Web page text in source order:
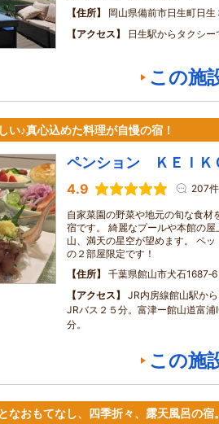
住所
岡山県備前市日生町日
アクセス
日生駅からタクシ
この施
い♪真心込めた料理が自慢の宿！
ペンション ＫＥＩＫ
4.9 207件
自家菜園の野菜や地元の旬な食材
宿です。 綺麗なプールや本館の
山、満天の星空が望めます。 ペ
の２部屋限定です！
住所
千葉県館山市犬石1687‐6
アクセス
JR内房線館山駅か
JRバス２５分。富津ー館山道富浦
分。
この施
なおもてなし、四季折々、露天風呂の宿